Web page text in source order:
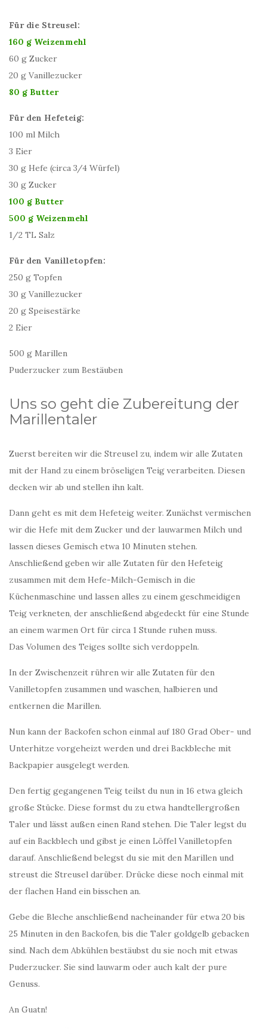
Für die Streusel:
160 g Weizenmehl
60 g Zucker
20 g Vanillezucker
80 g Butter
Für den Hefeteig:
100 ml Milch
3 Eier
30 g Hefe (circa 3/4 Würfel)
30 g Zucker
100 g Butter
500 g Weizenmehl
1/2 TL Salz
Für den Vanilletopfen:
250 g Topfen
30 g Vanillezucker
20 g Speisestärke
2 Eier
500 g Marillen
Puderzucker zum Bestäuben
Uns so geht die Zubereitung der
Marillentaler
Zuerst bereiten wir die Streusel zu, indem wir alle Zutaten
mit der Hand zu einem bröseligen Teig verarbeiten. Diesen
decken wir ab und stellen ihn kalt.
Dann geht es mit dem Hefeteig weiter. Zunächst vermischen
wir die Hefe mit dem Zucker und der lauwarmen Milch und
lassen dieses Gemisch etwa 10 Minuten stehen.
Anschließend geben wir alle Zutaten für den Hefeteig
zusammen mit dem Hefe-Milch-Gemisch in die
Küchenmaschine und lassen alles zu einem geschmeidigen
Teig verkneten, der anschließend abgedeckt für eine Stunde
an einem warmen Ort für circa 1 Stunde ruhen muss.
Das Volumen des Teiges sollte sich verdoppeln.
In der Zwischenzeit rühren wir alle Zutaten für den
Vanilletopfen zusammen und waschen, halbieren und
entkernen die Marillen.
Nun kann der Backofen schon einmal auf 180 Grad Ober- und
Unterhitze vorgeheizt werden und drei Backbleche mit
Backpapier ausgelegt werden.
Den fertig gegangenen Teig teilst du nun in 16 etwa gleich
große Stücke. Diese formst du zu etwa handtellergroßen
Taler und lässt außen einen Rand stehen. Die Taler legst du
auf ein Backblech und gibst je einen Löffel Vanilletopfen
darauf. Anschließend belegst du sie mit den Marillen und
streust die Streusel darüber. Drücke diese noch einmal mit
der flachen Hand ein bisschen an.
Gebe die Bleche anschließend nacheinander für etwa 20 bis
25 Minuten in den Backofen, bis die Taler goldgelb gebacken
sind. Nach dem Abkühlen bestäubst du sie noch mit etwas
Puderzucker. Sie sind lauwarm oder auch kalt der pure
Genuss.
An Guatn!